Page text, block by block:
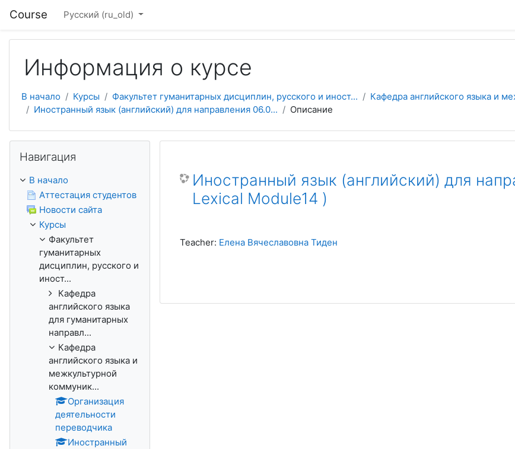
Course Русский ‎(ru_old)‎
Информация о курсе
В начало Курсы Факультет гуманитарных дисциплин, русского и иност...
Кафедра английского языка и
Иностранный язык (английский) для направления 06.0...
Описание
Иностранный язык (английский) для
Lexical Module14 )
Teacher: Елена Вячеславовна Тиден
Навигация
В начало
Аттестация студентов
Новости сайта
Курсы
Факультет
гуманитарных
дисциплин, русского и
иност...
Кафедра
английского языка
для гуманитарных
направл...
Кафедра
английского языка и
межкультурной
коммуник...
Организация
деятельности
переводчика
Иностранный